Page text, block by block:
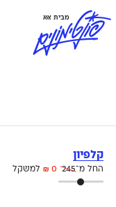
פונטימוניםמבית אאא
קלפיון
החל מ־245
0
₪למשקל